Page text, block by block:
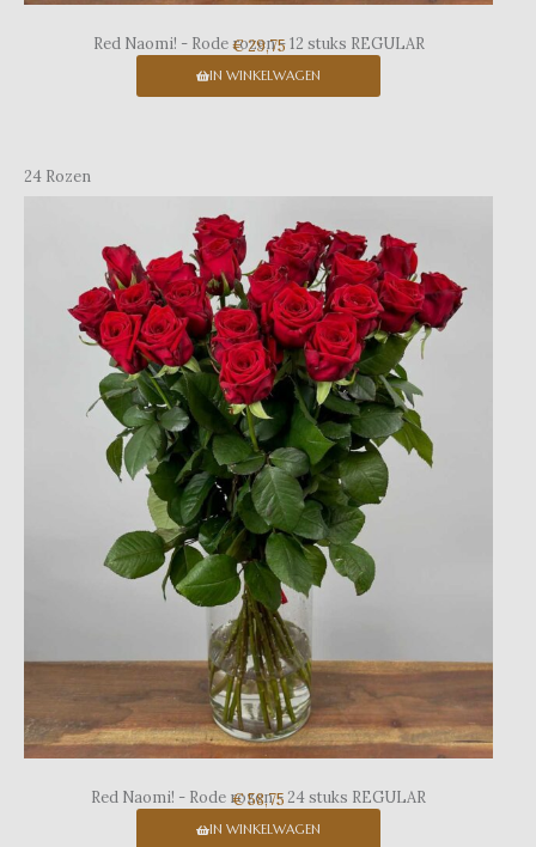
Red Naomi! - Rode rozen - 12 stuks REGULAR
€ 29,75
IN WINKELWAGEN
24 Rozen
Red Naomi! - Rode rozen - 24 stuks REGULAR
€ 58,75
IN WINKELWAGEN